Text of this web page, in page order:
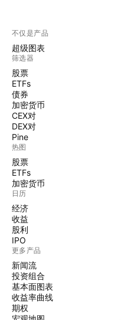
不仅是产品
超级图表
筛选器
股票
ETFs
债券
加密货币
CEX对
DEX对
Pine
热图
股票
ETFs
加密货币
日历
经济
收益
股利
IPO
更多产品
新闻流
投资组合
基本面图表
收益率曲线
期权